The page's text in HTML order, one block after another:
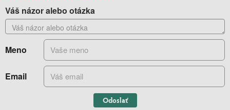
Váš názor alebo otázka
Meno
Email
Odoslať